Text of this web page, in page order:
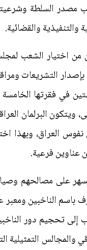
مصدر السلطة
والقضائية.
من اختيار الشعب
بإصدار التشريعات
في فقرتها الخامسة
ويتكون البرلمان
العراق، وبهذا
عناوين فرعية.
على مصالحهم
باسم الناخبين ومعبر
إلى تحجيم دور
والمجالس التمثيلية